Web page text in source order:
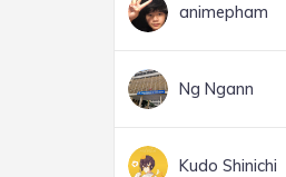
animepham
Ng Ngann
Kudo Shinichi